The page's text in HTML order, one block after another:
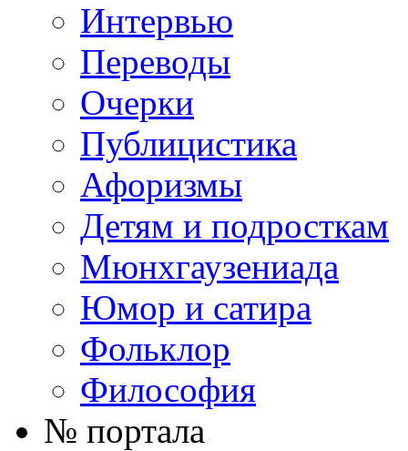
Интервью
Переводы
Очерки
Публицистика
Афоризмы
Детям и подросткам
Мюнхгаузениада
Юмор и сатира
Фольклор
Философия
№ портала